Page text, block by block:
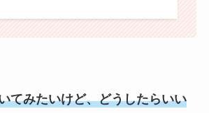
てみたいけど、どうしたらいい